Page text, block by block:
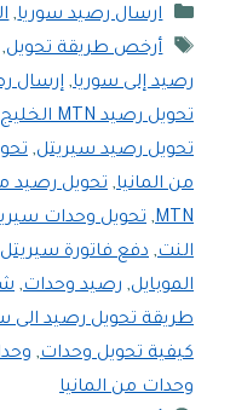
التصنيفات
ارسال رصيد سوريا,
الوسوم
أرخص طريقة تحويل
رصيد إلى سوريا, إرسال
تحويل رصيد MTN الخليج
تحويل رصيد سيريتل,
من المانيا, تحويل رصيد
MTN
, تحويل وحدات
النت, دفع فاتورة سيريتل
الموبايل, رصيد وحدات,
طريقة تحويل رصيد الى
كيفية تحويل وحدات,
وحدات من المانيا